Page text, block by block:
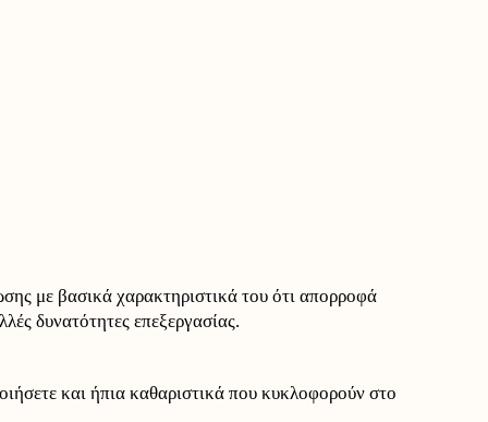
με βασικά χαρακτηριστικά του ότι απορροφά
δυνατότητες επεξεργασίας.
και ήπια καθαριστικά που κυκλοφορούν στο